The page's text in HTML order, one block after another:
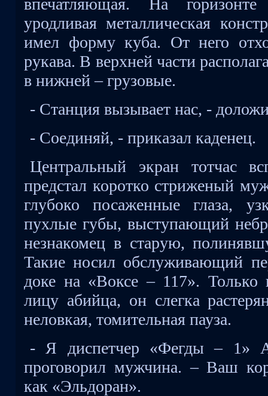
впечатляющая. На горизонте
уродливая металлическая
имел форму куба. От него
рукава. В верхней части
в нижней – грузовые.
- Станция вызывает нас, -
- Соединяй, - приказал каденец.
Центральный экран тотчас
предстал коротко стриженый
глубоко посаженные глаза,
пухлые губы, выступающий
незнакомец в старую,
Такие носил обслуживающий
доке на «Воксе – 117». Только
лицу абийца, он слегка
неловкая, томительная пауза.
- Я диспетчер «Фегды – 1»
проговорил мужчина. – Ваш
как «Эльдоран».